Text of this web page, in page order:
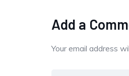
Add a
Your email address